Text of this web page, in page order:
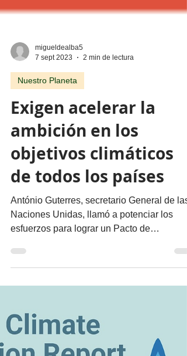
migueldealba5
7 sept 2023
2 min de lectura
Exigen acelerar la
ambición en los
objetivos climáticos
de todos los países
António Guterres, secretario General de las
Naciones Unidas, llamó a potenciar los
Solidaridad...